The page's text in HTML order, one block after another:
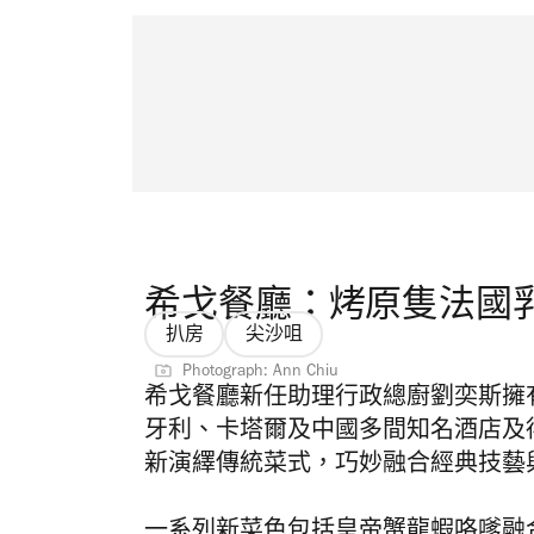
希戈餐廳：烤原隻法國
扒房 尖沙咀
Photograph: Ann Chiu
希戈餐廳新任助理行政總廚劉奕斯
牙利、卡塔爾及中國多間知名酒店
新演繹傳統菜式，巧妙融合經典技